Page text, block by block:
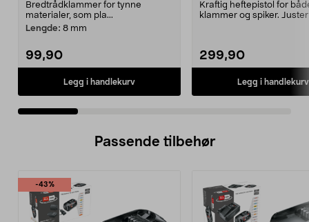
Bredtrådklammer for tynne
materialer, som pla...
Lengde: 8 mm
99,90
Legg i handlekurv
Kraftig heftepistol for
klammer og spiker.
299,90
Legg i handlekurv
Passende tilbehør
-43%